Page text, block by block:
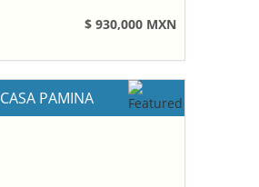
$ 930,000 MXN
CASA PAMINA